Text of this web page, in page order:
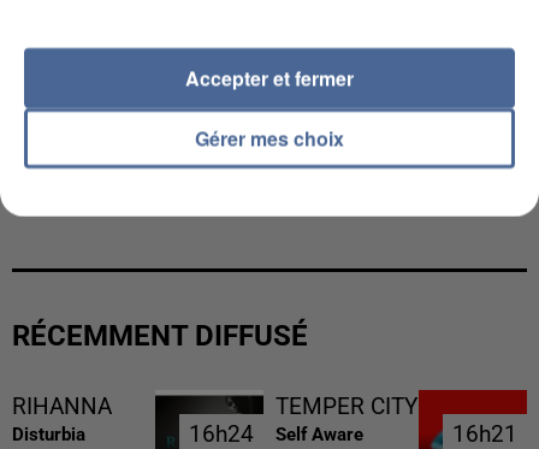
MAFIA INTERPELLÉ EN ALGÉRIE
RÉCEMMENT DIFFUSÉ
RIHANNA
Disturbia 16h24
16h24
TEMPER CITY
Self Aware 16h21
16h21
Gérer mes choix
Accepter et fermer